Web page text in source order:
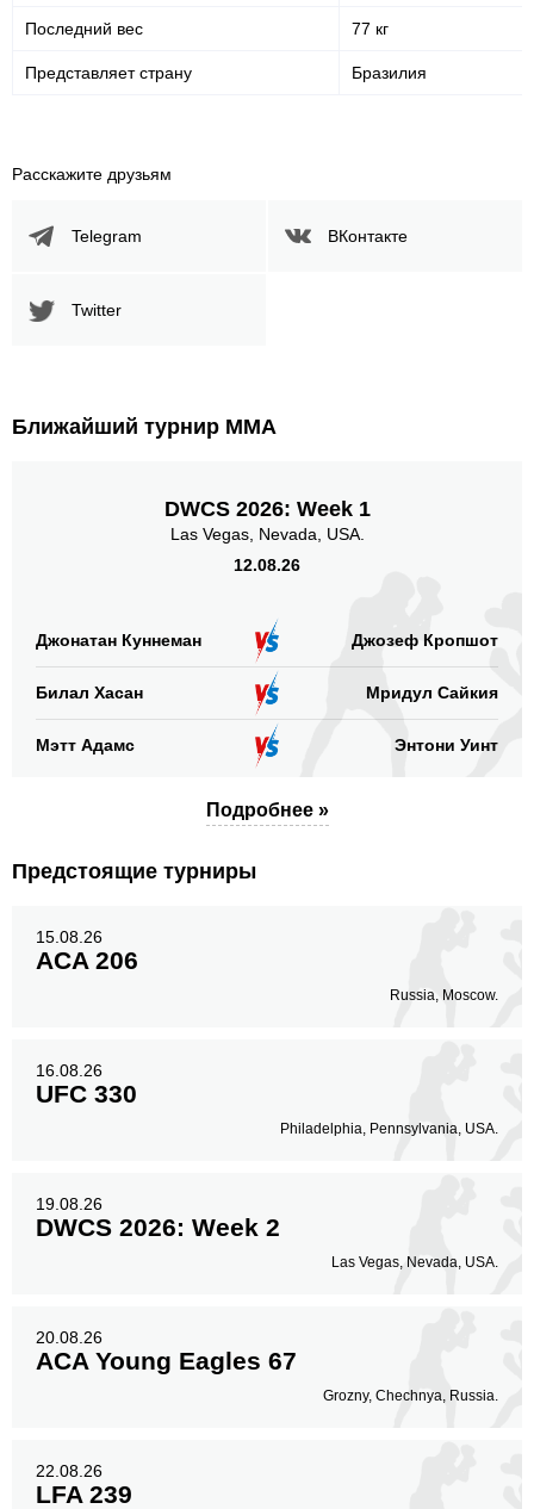
Последний вес 77 кг
Представляет страну Бразилия
Расскажите друзьям
Telegram ВКонтакте
Twitter
Ближайший турнир ММА
DWCS 2026: Week 1
Las Vegas, Nevada, USA.
12.08.26
Джонатан Куннеман Джозеф Кропшот
Билал Хасан Мридул Сайкия
Мэтт Адамс Энтони Уинт
Подробнее »
Предстоящие турниры
15.08.26
ACA 206
Russia, Moscow.
16.08.26
UFC 330
Philadelphia, Pennsylvania, USA.
19.08.26
DWCS 2026: Week 2
Las Vegas, Nevada, USA.
20.08.26
ACA Young Eagles 67
Grozny, Chechnya, Russia.
22.08.26
LFA 239